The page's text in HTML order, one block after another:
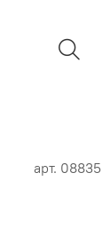
арт. 08835